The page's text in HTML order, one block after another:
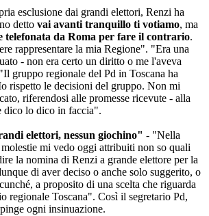
esclusione dai grandi elettori, Renzi ha
detto vai avanti tranquillo ti votiamo, ma
telefonata da Roma per fare il contrario.
rappresentare la mia Regione". "Era una
- non era certo un diritto o me l'aveva
gruppo regionale del Pd in Toscana ha
rispetto le decisioni del gruppo. Non mi
riferendosi alle promesse ricevute - alla
dico lo dico in faccia".
elettori, nessun giochino" - "Nella
mi vedo oggi attribuiti non so quali
la nomina di Renzi a grande elettore per la
di aver deciso o anche solo suggerito, o
a proposito di una scelta che riguarda
regionale Toscana". Così il segretario Pd,
ogni insinuazione.